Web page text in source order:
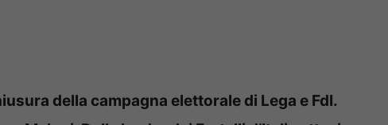
della campagna elettorale di Lega e FdI.